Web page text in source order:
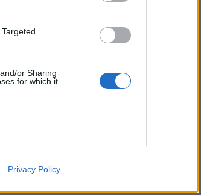
or Sharing
for which it
Privacy Policy
οι φωνές της!
9 Αυγούστου 2026